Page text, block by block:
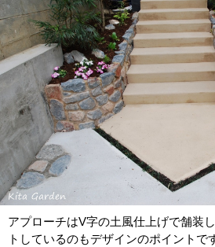
アプローチはV字の土風仕上げで舗装
トしているのもデザインのポイントで